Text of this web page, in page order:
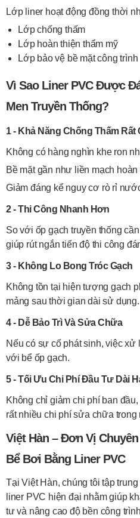
Lớp liner hoạt động đồng thời
Lớp chống thấm
Lớp hoàn thiện thẩm mỹ
Lớp bảo vệ bề mặt công trình
Vì Sao Liner PVC Được
Men Truyền Thống?
1 - Khả Năng Chống Thấm Rất
Không có hàng nghìn khe ron
Bề mặt gần như liền mạch hoàn
Giảm đáng kể nguy cơ rò rỉ
2 - Thi Công Nhanh Hơn
So với ốp gạch truyền thống
giúp rút ngắn tiến độ thi công
3 - Không Lo Bong Tróc Gạch
Không tồn tại hiện tượng gạch
mảng sau thời gian dài sử dụng.
4 - Dễ Bảo Trì Và Sửa Chữa
Nếu có sự cố phát sinh, việc
với bể ốp gạch.
5 - Tối Ưu Chi Phí Đầu Tư Dài
Không chỉ giảm chi phí ban
rất nhiều chi phí sửa chữa
Việt Hàn – Đơn Vị
Bể Bơi Bằng Liner PVC
Tại Việt Hàn, chúng tôi tập
liner PVC hiện đại nhằm giúp
tư và nâng cao độ bền công